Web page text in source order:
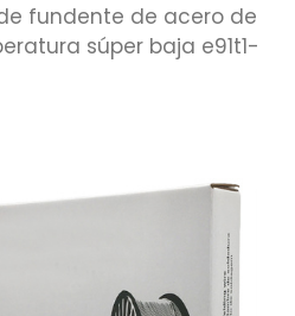
fundente de acero de
súper baja e91t1-